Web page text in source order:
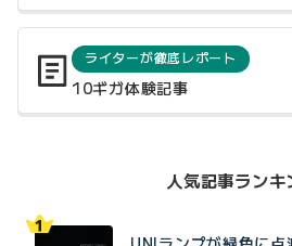
ライターが徹底レポート
10ギガ体験記事
人気記事ランキ